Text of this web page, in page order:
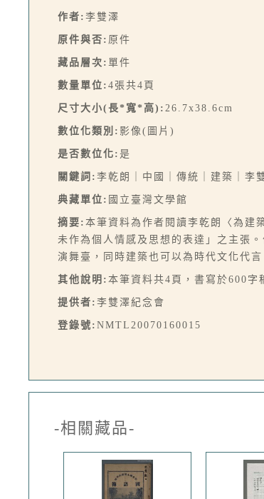
作者: 李雙澤
原件與否: 原件
藏品層次: 單件
數量單位: 4張共4頁
尺寸大小(長*寬*高): 26.7x38.6cm
數位化類別: 影像(圖片)
是否數位化: 是
關鍵詞: 李乾朗｜中國｜傳統｜建築｜李
典藏單位: 國立臺灣文學館
摘要: 本筆資料為作者閱讀李乾朗〈為建
未作為個人情感及思想的表達」之主張
演舞臺，同時建築也可以為時代文化代
其他說明: 本筆資料共4頁，書寫於600字
提供者: 李雙澤紀念會
登錄號: NMTL20070160015
-相關藏品-